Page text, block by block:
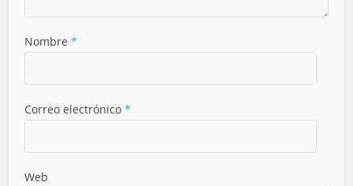
Nombre*
Correo electrónico*
Web